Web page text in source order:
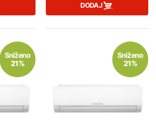
DODAJ
Sniženo
21%
Sniženo
21%